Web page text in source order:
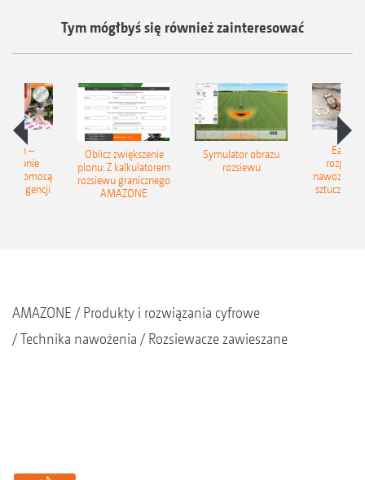
Tym mógłbyś się również zainteresować
–
za pomocą
inteligencji
Oblicz zwiększenie
plonu: Z kalkulatorem
rozsiewu granicznego
AMAZONE
Symulator obrazu
rozsiewu
nawozów
sztucznej
AMAZONE
Produkty i rozwiązania cyfrowe
Technika nawożenia
Rozsiewacze zawieszane